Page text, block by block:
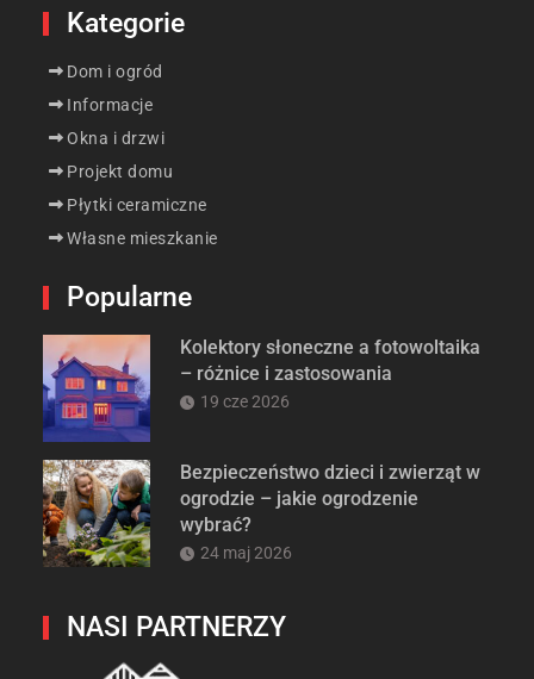
Kategorie
Dom i ogród
Informacje
Okna i drzwi
Projekt domu
Płytki ceramiczne
Własne mieszkanie
Popularne
Kolektory słoneczne a fotowoltaika
– różnice i zastosowania
19 cze 2026
Bezpieczeństwo dzieci i zwierząt w
ogrodzie – jakie ogrodzenie
wybrać?
24 maj 2026
NASI PARTNERZY